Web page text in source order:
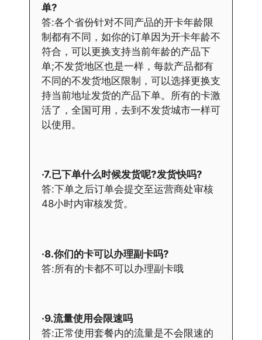
单?
答:各个省份针对不同产品的开卡年龄限
制都有不同，如你的订单因为开卡年龄不
符合，可以更换支持当前年龄的产品下
单;不发货地区也是一样，每款产品都有
不同的不发货地区限制，可以选择更换支
持当前地址发货的产品下单。所有的卡激
活了，全国可用，去到不发货城市一样可
以使用。
·7.已下单什么时候发货呢?发货快吗?
答:下单之后订单会提交至运营商处审核
48小时内审核发货。
·8.你们的卡可以办理副卡吗?
答:所有的卡都不可以办理副卡哦
·9.流量使用会限速吗
答:正常使用套餐内的流量是不会限速的